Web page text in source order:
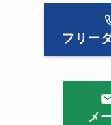
フリー
メ